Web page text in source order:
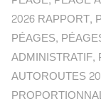
2026 RAPPORT,
PÉAGES,
ADMINISTRATIF,
AUTOROUTES